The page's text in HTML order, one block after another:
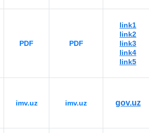
PDF PDF
link1
link2
link3
link4
link5
imv.uz imv.uz gov.uz